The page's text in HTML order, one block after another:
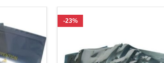
-23%